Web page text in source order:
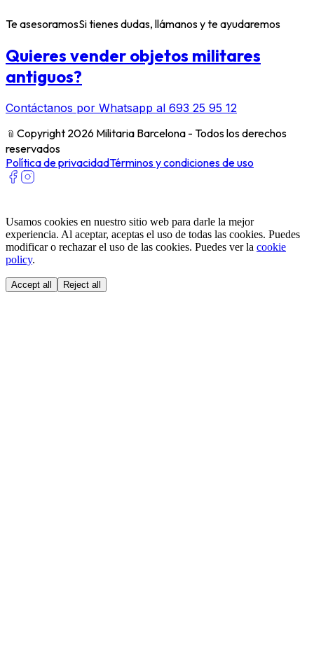
Te asesoramosSi tienes dudas, llámanos y te ayudaremos
Quieres vender objetos militares
antiguos?
Contáctanos por Whatsapp al 693 25 95 12
﹫ Copyright 2026 Militaria Barcelona - Todos los derechos
reservados
Política de privacidadTérminos y condiciones de uso
Usamos cookies en nuestro sitio web para darle la mejor
experiencia. Al aceptar, aceptas el uso de todas las cookies. Puedes
modificar o rechazar el uso de las cookies. Puedes ver la cookie
policy.
Accept all Reject all